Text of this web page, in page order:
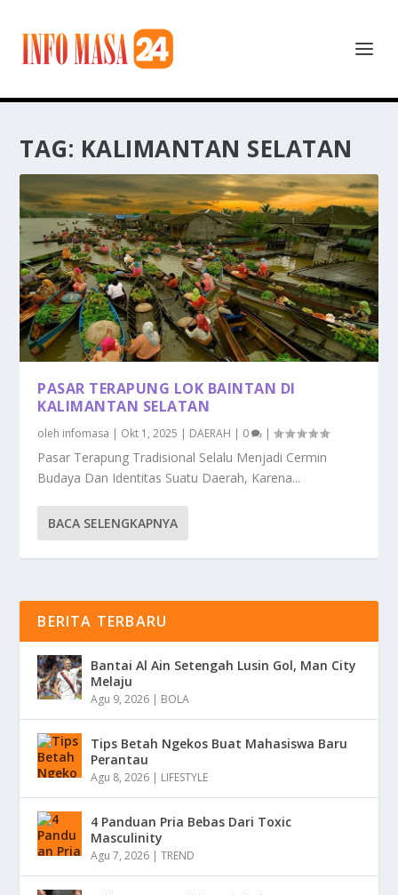
TAG: KALIMANTAN SELATAN
PASAR TERAPUNG LOK BAINTAN DI
KALIMANTAN SELATAN
oleh infomasa | Okt 1, 2025 | DAERAH | 0 |
Pasar Terapung Tradisional Selalu Menjadi Cermin
Budaya Dan Identitas Suatu Daerah, Karena...
BACA SELENGKAPNYA
BERITA TERBARU
Bantai Al Ain Setengah Lusin Gol, Man City
Melaju
Agu 9, 2026 | BOLA
Tips Betah Ngekos Buat Mahasiswa Baru
Perantau
Agu 8, 2026 | LIFESTYLE
4 Panduan Pria Bebas Dari Toxic
Masculinity
Agu 7, 2026 |TREND